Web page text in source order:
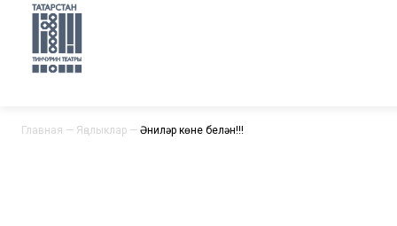
Главная — Яңалыклар — Әниләр көне белән!!!